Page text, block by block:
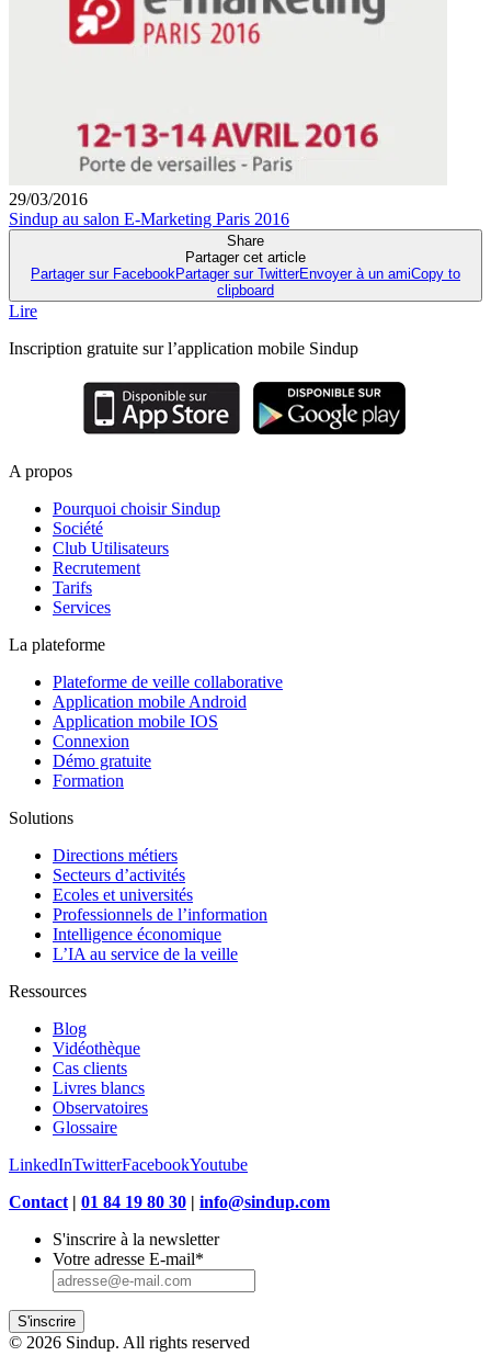
29/03/2016
Sindup au salon E-Marketing Paris 2016
Share
Partager cet article
Partager sur Facebook Partager sur TwitterEnvoyer à un amiCopy to
clipboard
Lire
Inscription gratuite sur l’application mobile Sindup
A propos
Pourquoi choisir Sindup
Société
Club Utilisateurs
Recrutement
Tarifs
Services
La plateforme
Plateforme de veille collaborative
Application mobile Android
Application mobile IOS
Connexion
Démo gratuite
Formation
Solutions
Directions métiers
Secteurs d’activités
Ecoles et universités
Professionnels de l’information
Intelligence économique
L’IA au service de la veille
Ressources
Blog
Vidéothèque
Cas clients
Livres blancs
Observatoires
Glossaire
LinkedInTwitterFacebookYoutube
Contact | 01 84 19 80 30 | info@sindup.com
S'inscrire à la newsletter
Votre adresse E-mail*
S'inscrire
© 2026 Sindup. All rights reserved